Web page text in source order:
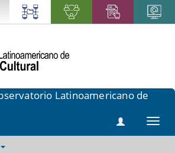
Latinoamericano de